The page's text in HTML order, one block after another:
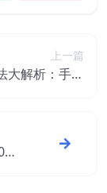
上一篇
大解析：手把